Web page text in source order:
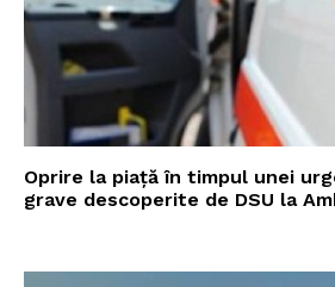
Oprire la piață în timpul unei
grave descoperite de DSU la